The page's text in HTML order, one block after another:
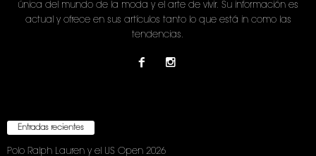
única del mundo de la moda y el arte de vivir. Su información es
actual y ofrece en sus artículos tanto lo que está in como las
tendencias.
Entradas recientes
Polo Ralph Lauren y el US Open 2026